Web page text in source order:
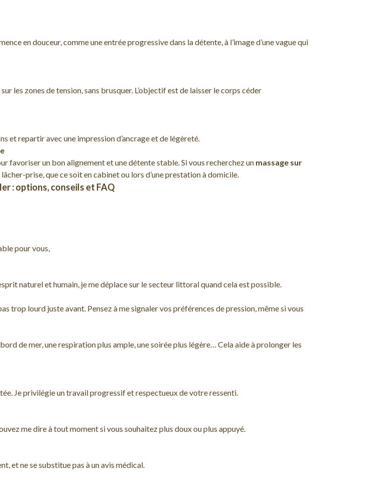
en douceur, comme une entrée progressive dans la détente, à l’image d’une vague qui
les zones de tension, sans brusquer. L’objectif est de laisser le corps céder
et repartir avec une impression d’ancrage et de légèreté.
favoriser un bon alignement et une détente stable. Si vous recherchez un massage sur
prise, que ce soit en cabinet ou lors d’une prestation à domicile.
: options, conseils et FAQ
pour vous,
naturel et humain, je me déplace sur le secteur littoral quand cela est possible.
trop lourd juste avant. Pensez à me signaler vos préférences de pression, même si vous
de mer, une respiration plus ample, une soirée plus légère… Cela aide à prolonger les
Je privilégie un travail progressif et respectueux de votre ressenti.
me dire à tout moment si vous souhaitez plus doux ou plus appuyé.
et ne se substitue pas à un avis médical.